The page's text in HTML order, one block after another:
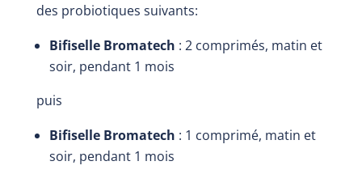
des probiotiques suivants:
Bifiselle Bromatech : 2 comprimés, matin et
soir, pendant 1 mois
puis
Bifiselle Bromatech : 1 comprimé, matin et
soir, pendant 1 mois